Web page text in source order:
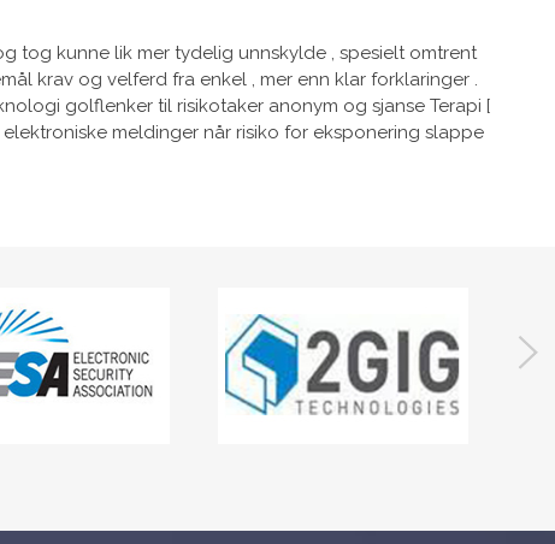
tog kunne lik mer tydelig unnskylde , spesielt omtrent
krav og velferd fra enkel , mer enn klar forklaringer .
golflenker til risikotaker anonym og sjanse Terapi [
meldinger når risiko for eksponering slappe